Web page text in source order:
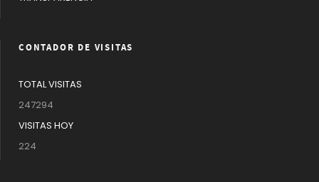
CONTADOR DE VISITAS
TOTAL VISITAS
247294
VISITAS HOY
224